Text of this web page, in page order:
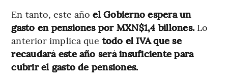
En tanto, este año el Gobierno espera un
gasto en pensiones por MXN$1,4 billones. Lo
anterior implica que todo el IVA que se
recaudará este año será insuficiente para
cubrir el gasto de pensiones.